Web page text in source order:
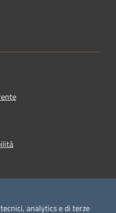
analytics e di terze